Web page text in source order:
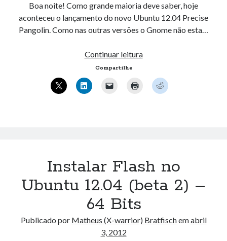
Boa noite! Como grande maioria deve saber, hoje
aconteceu o lançamento do novo Ubuntu 12.04 Precise
Pangolin. Como nas outras versões o Gnome não esta…
Continuar leituraVoltando
Gnome
Classic
Compartilhe
Instalar Flash no
Ubuntu 12.04 (beta 2) –
64 Bits
Publicado por Matheus (X-warrior) Bratfischemabril
3, 2012